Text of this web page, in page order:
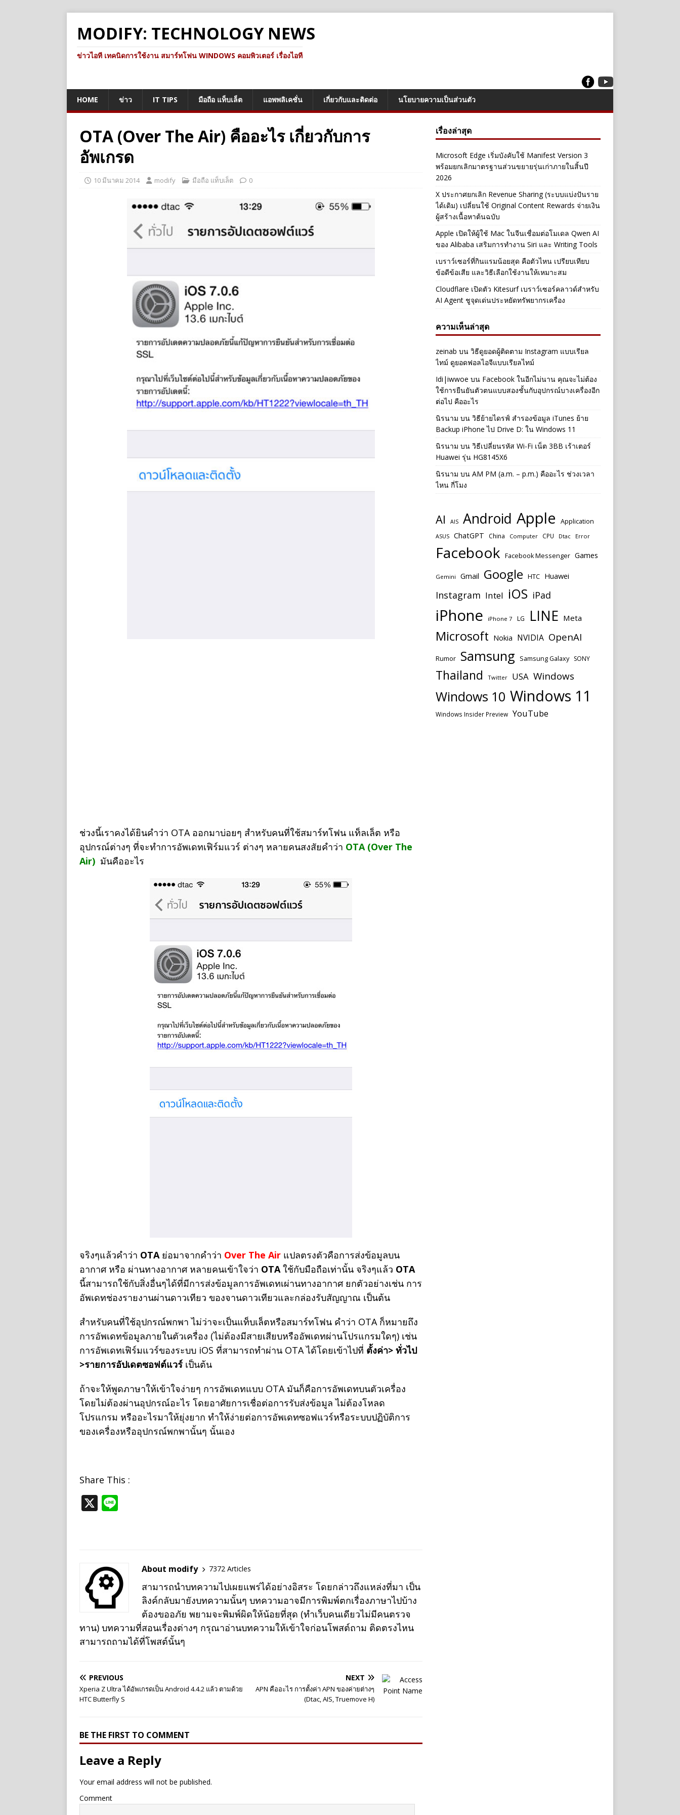
MODIFY: TECHNOLOGY NEWS
ข่าวไอที เทคนิดการใช้งาน สมาร์ทโฟน WINDOWS คอมพิวเตอร์ เรื่องไอที
HOME ข่าว IT TIPS มือถือ แท็บเล็ต แอพพลิเคชั่น เกี่ยวกับและติดต่อ นโยบายความเป็นส่วนตัว
OTA (Over The Air) คืออะไร เกี่ยวกับการ
อัพเกรด
10 มีนาคม 2014 modify มือถือ แท็บเล็ต 0
ช่วงนี้เราคงได้ยินคำว่า OTA ออกมาบ่อยๆ สำหรับคนที่ใช้สมาร์ทโฟน แท็ลเล็ต หรือ
อุปกรณ์ต่างๆ ที่จะทำการอัพเดทเฟิร์มแวร์ ต่างๆ หลายคนสงสัยคำว่า OTA (Over The
Air) มันคืออะไร
จริงๆแล้วคำว่า OTA ย่อมาจากคำว่า Over The Air แปลตรงตัวคือการส่งข้อมูลบน
อากาศ หรือ ผ่านทางอากาศ หลายคนเข้าใจว่า OTA ใช้กับมือถือเท่านั้น จริงๆแล้ว OTA
นี้สามารถใช้กับสิ่งอื่นๆได้ที่มีการส่งข้อมูลการอัพเดทเผ่านทางอากาศ ยกตัวอย่างเช่น การ
อัพเดทช่องรายงานผ่านดาวเทียว ของจานดาวเทียวและกล่องรับสัญญาณ เป็นต้น
สำหรับคนที่ใช้อุปกรณ์พกพา ไม่ว่าจะเป็นแท็บเล็ตหรือสมาร์ทโฟน คำว่า OTA ก็หมายถึง
การอัพเดทข้อมูลภายในตัวเครื่อง (ไม่ต้องมีสายเสียบหรืออัพเดทผ่านโปรแกรมใดๆ) เช่น
การอัพเดทเฟิร์มแวร์ของระบบ iOS ที่สามารถทำผ่าน OTA ได้โดยเข้าไปที่ ตั้งค่า> ทั่วไป
>รายการอัปเดตซอฟต์แวร์ เป็นต้น
ถ้าจะให้พูดภาษาให้เข้าใจง่ายๆ การอัพเดทแบบ OTA มันก็คือการอัพเดทบนตัวเครื่อง
โดยไม่ต้องผ่านอุปกรณ์อะไร โดยอาศัยการเชื่อต่อการรับส่งข้อมูล ไม่ต้องโหลด
โปรแกรม หรืออะไรมาให้ยุ่งยาก ทำให้ง่ายต่อการอัพเดทซอฟแวร์หรือระบบปฏิบัติการ
ของเครื่องหรืออุปกรณ์พกพานั้นๆ นั้นเอง
Share This :
X
About modify 7372 Articles
สามารถนำบทความไปเผยแพร่ได้อย่างอิสระ โดยกล่าวถึงแหล่งที่มา เป็น
ลิงค์กลับมายังบทความนั้นๆ บทความอาจมีการพิมพ์ตกเรื่องภาษาไปบ้าง
ต้องขออภัย พยามจะพิมพ์ผิดให้น้อยที่สุด (ทำเว็บคนเดียวไม่มีคนตรวจ
ทาน) บทความที่สอนเรื่องต่างๆ กรุณาอ่านบทความให้เข้าใจก่อนโพสต์ถาม ติดตรงไหน
สามารถถามได้ที่โพสต์นั้นๆ
PREVIOUS
Xperia Z Ultra ได้อัพเกรดเป็น Android 4.4.2 แล้ว ตามด้วย
HTC Butterfly S
NEXT
APN คืออะไร การตั้งค่า APN ของค่ายต่างๆ
(Dtac, AIS, Truemove H)
BE THE FIRST TO COMMENT
Leave a Reply
Your email address will not be published.
Comment
เรื่องล่าสุด
Microsoft Edge เริ่มบังคับใช้ Manifest Version 3
พร้อมยกเลิกมาตรฐานส่วนขยายรุ่นเก่าภายในสิ้นปี
2026
X ประกาศยกเลิก Revenue Sharing (ระบบแบ่งปันราย
ได้เดิม) เปลี่ยนใช้ Original Content Rewards จ่ายเงิน
ผู้สร้างเนื้อหาต้นฉบับ
Apple เปิดให้ผู้ใช้ Mac ในจีนเชื่อมต่อโมเดล Qwen AI
ของ Alibaba เสริมการทำงาน Siri และ Writing Tools
เบราว์เซอร์ที่กินแรมน้อยสุด คือตัวไหน เปรียบเทียบ
ข้อดีข้อเสีย และวิธีเลือกใช้งานให้เหมาะสม
Cloudflare เปิดตัว Kitesurf เบราว์เซอร์คลาวด์สำหรับ
AI Agent ชูจุดเด่นประหยัดทรัพยากรเครื่อง
ความเห็นล่าสุด
zeinab บน วิธีดูยอดผู้ติดตาม Instagram แบบเรียล
ไทม์ ดูยอดฟอลไอจีแบบเรียลไทม์
Idi|iwwoe บน Facebook ในอีกไม่นาน คุณจะไม่ต้อง
ใช้การยืนยันตัวตนแบบสองชั้นกับอุปกรณ์บางเครื่องอีก
ต่อไป คืออะไร
นิรนาม บน วิธีย้ายไดรฟ์ สำรองข้อมูล iTunes ย้าย
Backup iPhone ไป Drive D: ใน Windows 11
นิรนาม บน วิธีเปลี่ยนรหัส Wi-Fi เน็ต 3BB เร้าเตอร์
Huawei รุ่น HG8145X6
นิรนาม บน AM PM (a.m. – p.m.) คืออะไร ช่วงเวลา
ไหน กี่โมง
AI AIS Android Apple Application
ASUS ChatGPT China Computer CPU Dtac Error
Facebook Facebook Messenger Games
Gemini Gmail Google HTC Huawei
Instagram Intel iOS iPad
iPhone iPhone 7 LG LINE Meta
Microsoft Nokia NVIDIA OpenAI
Rumor Samsung Samsung Galaxy SONY
Thailand Twitter USA Windows
Windows 10 Windows 11
Windows Insider Preview YouTube